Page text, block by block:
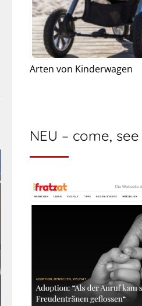
Arten von Kinderwagen
NEU – come,